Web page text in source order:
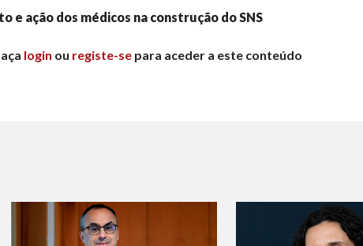
e ação dos médicos na construção do SNS
login ou registe-se para aceder a este conteúdo